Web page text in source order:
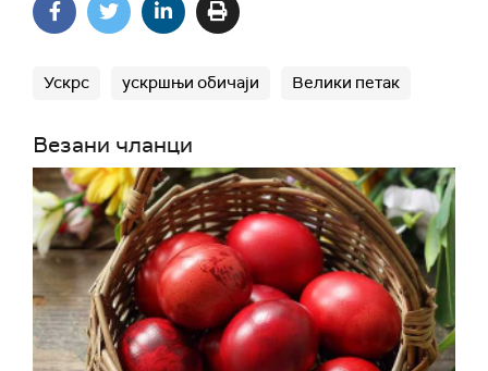
Ускрс ускршњи обичаји Велики петак
Везани чланци